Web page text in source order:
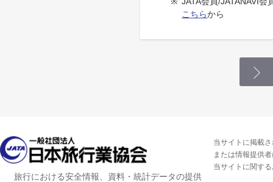
こちらから
旅行における安全情報、資料・統計データの提供
当サイトに掲載
または情報提供
当サイトに関す